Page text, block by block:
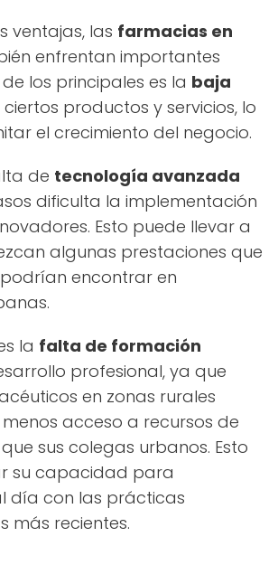
ventajas, las farmacias en
enfrentan importantes
los principales es la baja
productos y servicios, lo
el crecimiento del negocio.
de tecnología avanzada
dificulta la implementación
Esto puede llevar a
algunas prestaciones que
encontrar en
la falta de formación
profesional, ya que
en zonas rurales
acceso a recursos de
sus colegas urbanos. Esto
su capacidad para
día con las prácticas
más recientes.